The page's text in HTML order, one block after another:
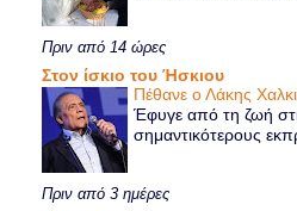
Πριν από 14 ώρες
Στον ίσκιο του Ήσκιου
Πέθανε ο Λάκης
Έφυγε από τη ζωή
σημαντικότερους
Πριν από 3 ημέρες